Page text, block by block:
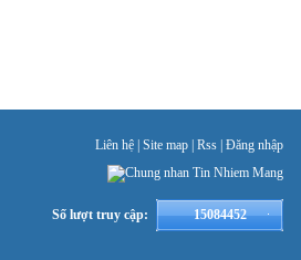
Liên hệ | Site map Rss Đăng nhập
Số lượt truy cập: 15084452